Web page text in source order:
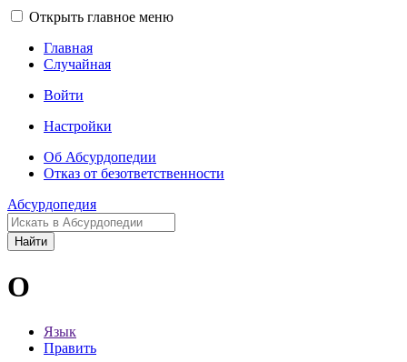
Открыть главное меню
Главная
Случайная
Войти
Настройки
Об Абсурдопедии
Отказ от безответственности
Абсурдопедия
Найти
О
Язык
Править